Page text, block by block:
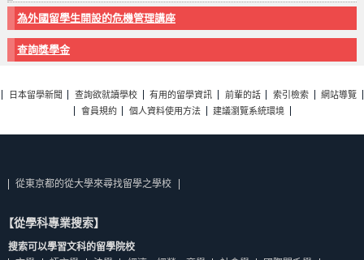
為外國留學生開設的危機管理講座
查詢獎學金
日本留學新聞 查詢欲就讀學校 有用的留學資訊 前輩的話 索引檢索
網站導覽
會員規約
個人資料使用方法 建議瀏覽系統環境
從東京都的從大學來尋找留學之學校
【從學科專業搜索】
搜索可以學習文科的留學院校